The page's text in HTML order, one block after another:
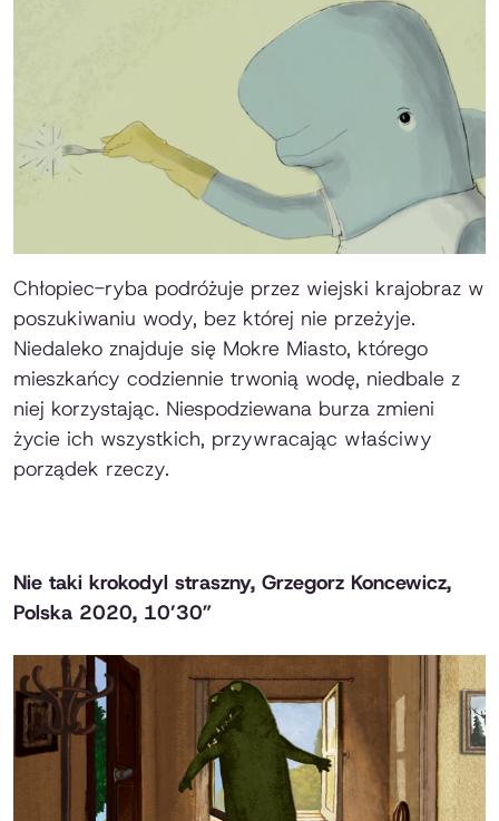
Chłopiec-ryba podróżuje przez wiejski krajobraz w
poszukiwaniu wody, bez której nie przeżyje.
Niedaleko znajduje się Mokre Miasto, którego
mieszkańcy codziennie trwonią wodę, niedbale z
niej korzystając. Niespodziewana burza zmieni
życie ich wszystkich, przywracając właściwy
porządek rzeczy.
Nie taki krokodyl straszny, Grzegorz Koncewicz,
Polska 2020, 10’30”